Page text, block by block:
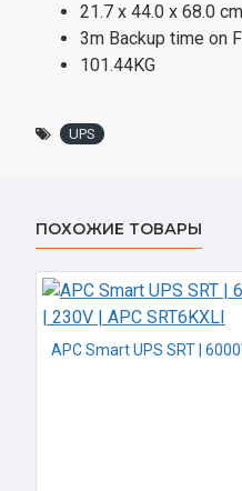
21.7 x 44.0 x 68.0 cm
3m Backup time on
101.44KG
UPS
ПОХОЖИЕ ТОВАРЫ